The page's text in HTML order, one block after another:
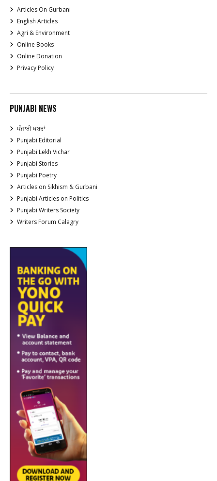
Articles On Gurbani
English Articles
Agri & Environment
Online Books
Online Donation
Privacy Policy
PUNJABI NEWS
ਪੰਜਾਬੀ ਖਬਰਾਂ
Punjabi Editorial
Punjabi Lekh Vichar
Punjabi Stories
Punjabi Poetry
Articles on Sikhism & Gurbani
Punjabi Articles on Politics
Punjabi Writers Society
Writers Forum Calagry